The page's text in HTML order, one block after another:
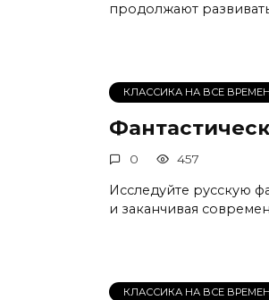
продолжают
КЛАССИКА НА ВСЕ
0 457
Исследуйте русскую
и заканчивая
КЛАССИКА НА ВСЕ